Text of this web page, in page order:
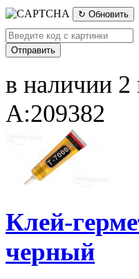
↻ Обновить
в наличии
A:209382
Клей-
черный